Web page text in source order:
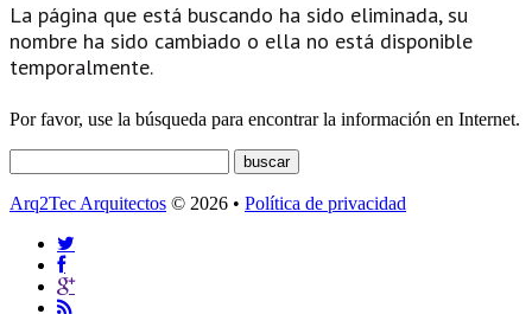
La página que está buscando ha sido eliminada, su
nombre ha sido cambiado o ella no está disponible
temporalmente.
Por favor, use la búsqueda para encontrar la información en Internet.
Arq2Tec Arquitectos © 2026 • Política de privacidad